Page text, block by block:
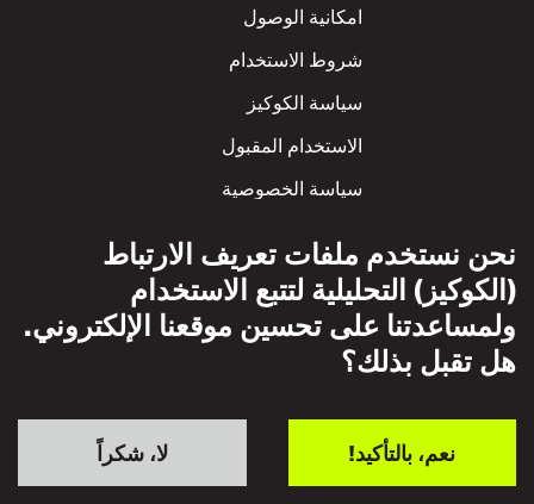
Footer
امكانية الوصول
شروط الاستخدام
سياسة الكوكيز
الاستخدام المقبول
سياسة الخصوصية
نحن نستخدم ملفات تعريف الارتباط
(الكوكيز) التحليلية لتتبع الاستخدام
ولمساعدتنا على تحسين موقعنا الإلكتروني.
هل تقبل بذلك؟
لا، شكراً نعم، بالتأكيد!